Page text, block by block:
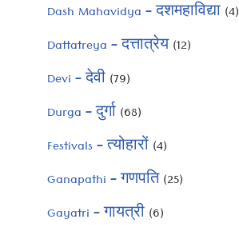
Dash Mahavidya – दशमहाविद्या(4)
Dattatreya – दत्तात्रेय(12)
Devi – देवी(79)
Durga – दुर्गा(68)
Festivals – त्योहारों(4)
Ganapathi – गणपति(25)
Gayatri – गायत्री(6)